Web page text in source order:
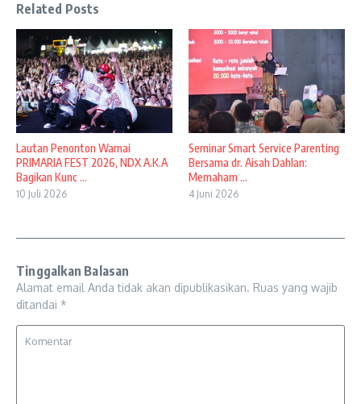
Related Posts
Lautan Penonton Warnai
PRIMARIA FEST 2026, NDX A.K.A
Bagikan Kunc ...
10 Juli 2026
Seminar Smart Service Parenting
Bersama dr. Aisah Dahlan:
Memaham ...
4 Juni 2026
Tinggalkan Balasan
Alamat email Anda tidak akan dipublikasikan. Ruas yang wajib
ditandai *